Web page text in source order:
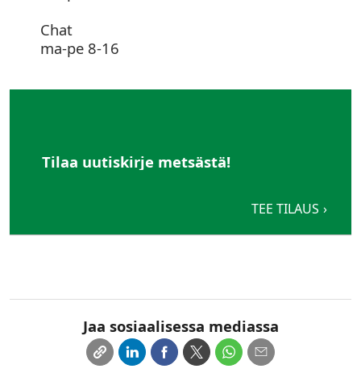
Chat
ma-pe 8-16
Tilaa uutiskirje metsästä!
TEE TILAUS
Jaa sosiaalisessa mediassa